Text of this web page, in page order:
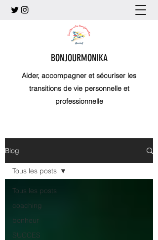
BONJOURMONIKA
Aider, accompagner et sécuriser les
transitions de vie personnelle et
professionnelle
Blog
Tous les posts
coaching
bonheur
SUCCES
Tous les posts